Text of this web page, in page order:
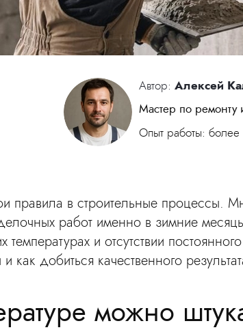
Автор: Алексей
Мастер по ремонту
Опыт работы: более
правила в строительные процессы.
работ именно в зимние
температурах и отсутствии
как добиться качественного
можно